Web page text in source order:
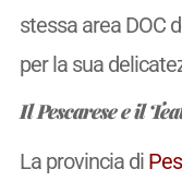
stessa area DOC
per la sua
Il Pescarese e il
La provincia di